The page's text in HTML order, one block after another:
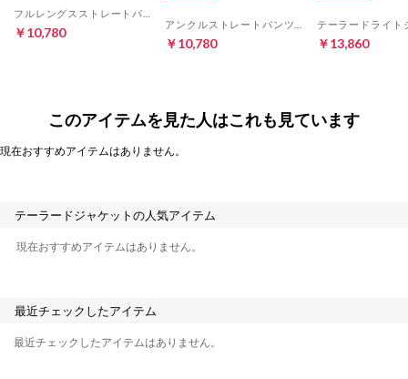
￥10,780
￥10,780 ￥13,860
このアイテムを見た人はこれも見ています
現在おすすめアイテムはありません。
テーラードジャケットの人気アイテム
現在おすすめアイテムはありません。
最近チェックしたアイテム
最近チェックしたアイテムはありません。